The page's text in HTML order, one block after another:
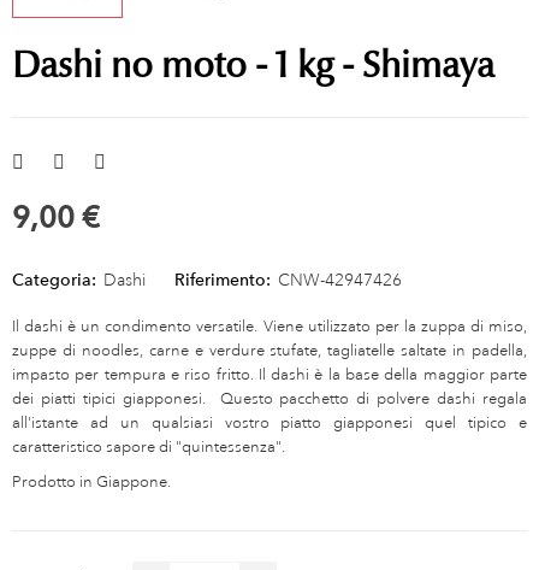
Dashi no moto - 1 kg - Shimaya
9,00 €
Categoria: Dashi Riferimento: CNW-42947426
Il dashi è un condimento versatile. Viene utilizzato per la zuppa di miso,
zuppe di noodles, carne e verdure stufate, tagliatelle saltate in padella,
impasto per tempura e riso fritto. Il dashi è la base della maggior parte
dei piatti tipici giapponesi. Questo pacchetto di polvere dashi regala
all'istante ad un qualsiasi vostro piatto giapponesi quel tipico e
caratteristico sapore di "quintessenza".
Prodotto in Giappone.